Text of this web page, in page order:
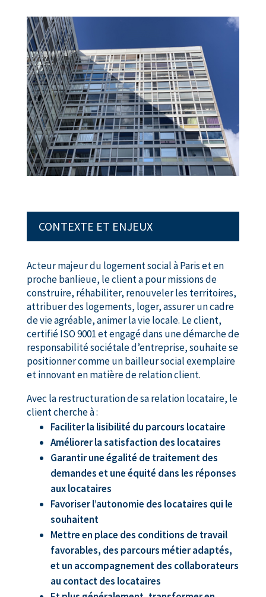
CONTEXTE ET ENJEUX
Acteur majeur du logement social à Paris et en
proche banlieue, le client a pour missions de
construire, réhabiliter, renouveler les territoires,
attribuer des logements, loger, assurer un cadre
de vie agréable, animer la vie locale. Le client,
certifié ISO 9001 et engagé dans une démarche de
responsabilité sociétale d’entreprise, souhaite se
positionner comme un bailleur social exemplaire
et innovant en matière de relation client.
Avec la restructuration de sa relation locataire, le
client cherche à :
Faciliter la lisibilité du parcours locataire
Améliorer la satisfaction des locataires
Garantir une égalité de traitement des
demandes et une équité dans les réponses
aux locataires
Favoriser l’autonomie des locataires qui le
souhaitent
Mettre en place des conditions de travail
favorables, des parcours métier adaptés,
et un accompagnement des collaborateurs
au contact des locataires